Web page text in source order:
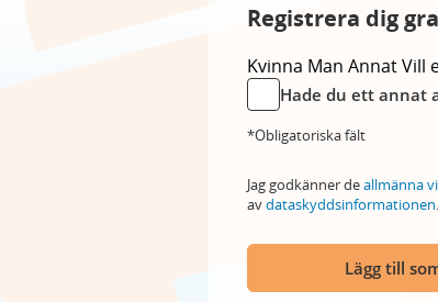
Registrera dig
Kvinna Man AnnatVill
Hade du ett annat
*Obligatoriska fält
Jag godkänner deallmänna
avdataskyddsinformationen.
Lägg till